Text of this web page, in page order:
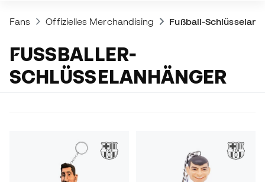
Fans Offizielles Merchandising Fußball-
FUSSBALLER-S
CHLÜSSELANHÄNGER